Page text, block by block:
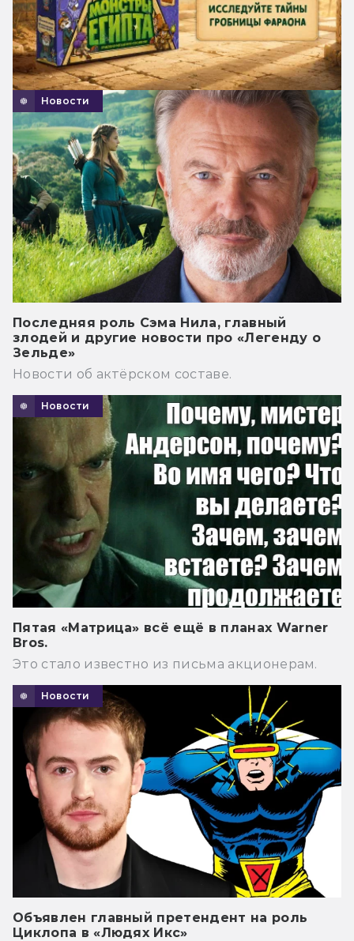
Новости
Последняя роль Сэма Нила, главный
злодей и другие новости про «Легенду о
Зельде»
Новости об актёрском составе.
Новости
Пятая «Матрица» всё ещё в планах Warner
Bros.
Это стало известно из письма акционерам.
Новости
Объявлен главный претендент на роль
Циклопа в «Людях Икс»